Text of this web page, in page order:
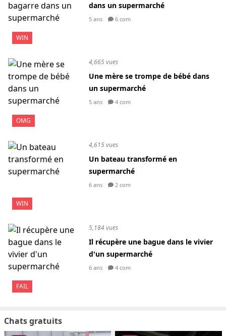
WIN
dans un supermarché
5 ans 6 com
OMG
4,665 vues
Une mère se trompe de bébé dans
un supermarché
5 ans 4 com
WIN
4,615 vues
Un bateau transformé en
supermarché
6 ans 2 com
FAIL
5,184 vues
Il récupère une bague dans le vivier
d'un supermarché
6 ans 4 com
Chats gratuits